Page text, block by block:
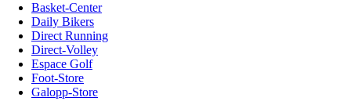
Basket-Center
Daily Bikers
Direct Running
Direct-Volley
Espace Golf
Foot-Store
Galopp-Store